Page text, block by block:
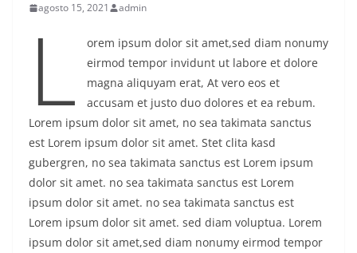
agosto 15, 2021 admin
L
orem ipsum dolor sit amet,sed diam nonumy
eirmod tempor invidunt ut labore et dolore
magna aliquyam erat, At vero eos et
accusam et justo duo dolores et ea rebum.
Lorem ipsum dolor sit amet, no sea takimata sanctus
est Lorem ipsum dolor sit amet. Stet clita kasd
gubergren, no sea takimata sanctus est Lorem ipsum
dolor sit amet. no sea takimata sanctus est Lorem
ipsum dolor sit amet. no sea takimata sanctus est
Lorem ipsum dolor sit amet. sed diam voluptua. Lorem
ipsum dolor sit amet,sed diam nonumy eirmod tempor